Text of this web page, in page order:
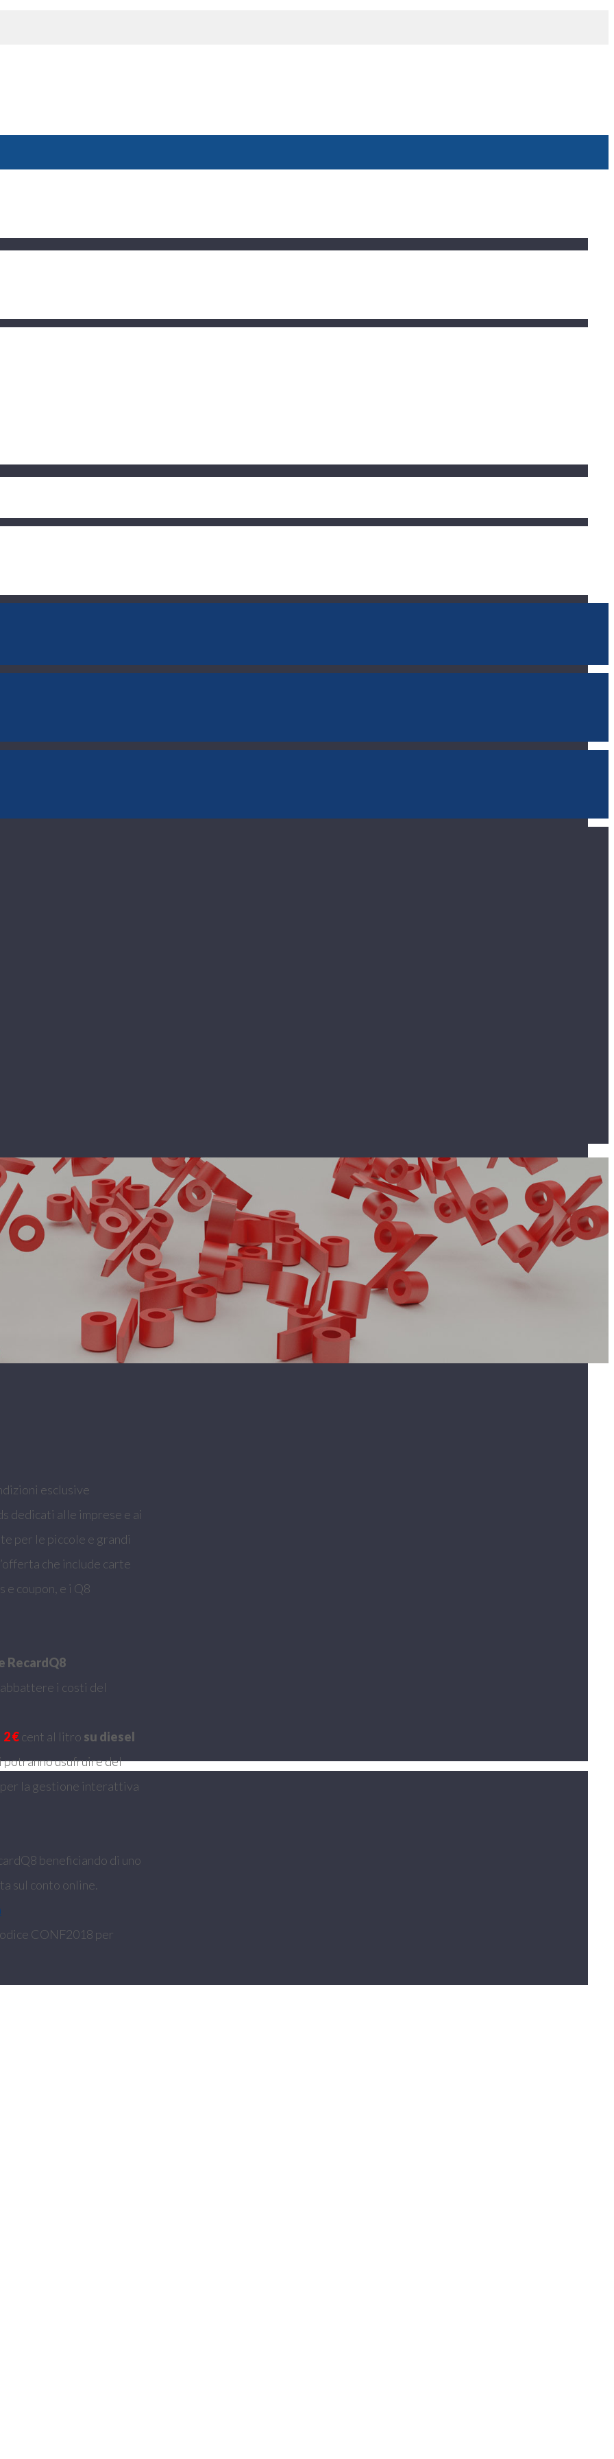
esclusive
dedicati alle imprese e ai
per le piccole e grandi
che include carte
coupon, e i Q8
RecardQ8
i costi del
2 €cent al litro su diesel
potranno usufruire del
per la gestione interattiva
beneficiando di uno
sul conto online.
CONF2018 per